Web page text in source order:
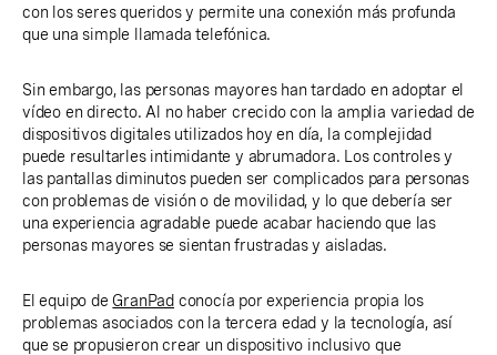
con los seres queridos y permite una conexión más profunda
que una simple llamada telefónica.
Sin embargo, las personas mayores han tardado en adoptar el
vídeo en directo. Al no haber crecido con la amplia variedad de
dispositivos digitales utilizados hoy en día, la complejidad
puede resultarles intimidante y abrumadora. Los controles y
las pantallas diminutos pueden ser complicados para personas
con problemas de visión o de movilidad, y lo que debería ser
una experiencia agradable puede acabar haciendo que las
personas mayores se sientan frustradas y aisladas.
El equipo deGranPad conocía por experiencia propia los
problemas asociados con la tercera edad y la tecnología, así
que se propusieron crear un dispositivo inclusivo que